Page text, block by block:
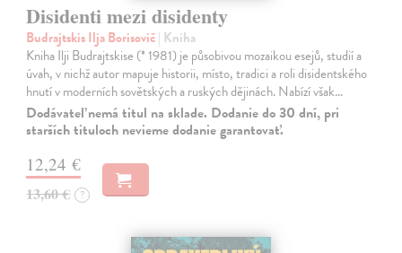
Disidenti mezi disidenty
Budrajtskis Ilja Borisovič| Kniha
Kniha Ilji Budrajtskise (* 1981) je působivou mozaikou esejů, studií a
úvah, v nichž autor mapuje historii, místo, tradici a roli disidentského
hnutí v moderních sovětských a ruských dějinách. Nabízí však…
Dodávateľ nemá titul na sklade. Dodanie do 30 dní, pri
starších tituloch nevieme dodanie garantovať.
12,24 €
13,60 € ?